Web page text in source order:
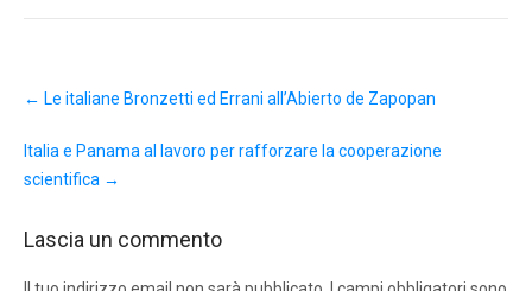
navigation
← Le italiane Bronzetti ed Errani all’Abierto de Zapopan
Italia e Panama al lavoro per rafforzare la cooperazione
scientifica →
Lascia un commento